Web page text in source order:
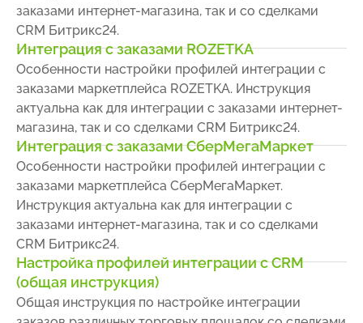
заказами интернет-магазина, так и со сделками
CRM Битрикс24.
Интеграция с заказами ROZETKA
Особенности настройки профилей интеграции с
заказами маркетплейса ROZETKA. Инструкция
актуальна как для интеграции с заказами интернет-
магазина, так и со сделками CRM Битрикс24.
Интеграция с заказами СберМегаМаркет
Особенности настройки профилей интеграции с
заказами маркетплейса СберМегаМаркет.
Инструкция актуальна как для интеграции с
заказами интернет-магазина, так и со сделками
CRM Битрикс24.
Настройка профилей интеграции с CRM
(общая инструкция)
Общая инструкция по настройке интеграции